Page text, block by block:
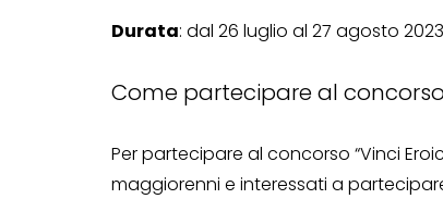
Durata: dal 26 luglio al 27 agosto
Come partecipare al
Per partecipare al concorso “Vinci
maggiorenni e interessati a